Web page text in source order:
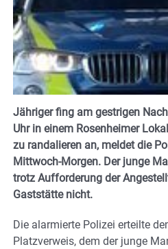
Jähriger fing am gestrigen
Uhr in einem Rosenheimer
zu randalieren an, meldet die
Mittwoch-Morgen. Der junge
trotz Aufforderung der
Gaststätte nicht.
Die alarmierte Polizei erteilte
Platzverweis, dem der junge